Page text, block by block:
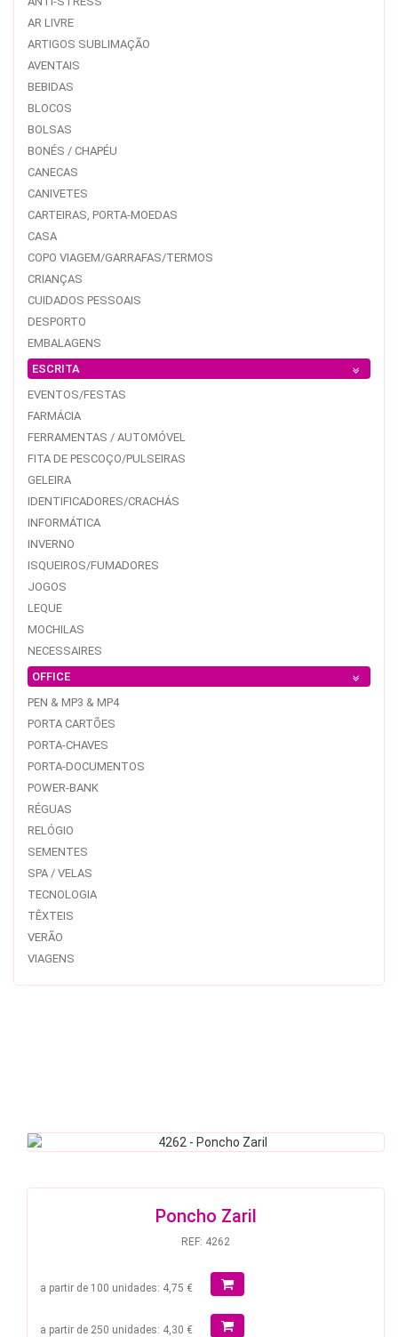
AR LIVRE
ARTIGOS SUBLIMAÇÃO
AVENTAIS
BEBIDAS
BLOCOS
BOLSAS
BONÉS / CHAPÉU
CANECAS
CANIVETES
CARTEIRAS, PORTA-MOEDAS
CASA
COPO VIAGEM/GARRAFAS/TERMOS
CRIANÇAS
CUIDADOS PESSOAIS
DESPORTO
EMBALAGENS
ESCRITA
EVENTOS/FESTAS
FARMÁCIA
FERRAMENTAS / AUTOMÓVEL
FITA DE PESCOÇO/PULSEIRAS
GELEIRA
IDENTIFICADORES/CRACHÁS
INFORMÁTICA
INVERNO
ISQUEIROS/FUMADORES
JOGOS
LEQUE
MOCHILAS
NECESSAIRES
OFFICE
PEN & MP3 & MP4
PORTA CARTÕES
PORTA-CHAVES
PORTA-DOCUMENTOS
POWER-BANK
RÉGUAS
RELÓGIO
SEMENTES
SPA / VELAS
TECNOLOGIA
TÊXTEIS
VERÃO
VIAGENS
Poncho Zaril
REF: 4262
a partir de 100 unidades: 4,75 €
a partir de 250 unidades: 4,30 €